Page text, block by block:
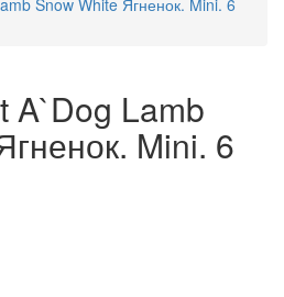
Snow White Ягненок. Mini. 6
A`Dog Lamb
Mini. 6